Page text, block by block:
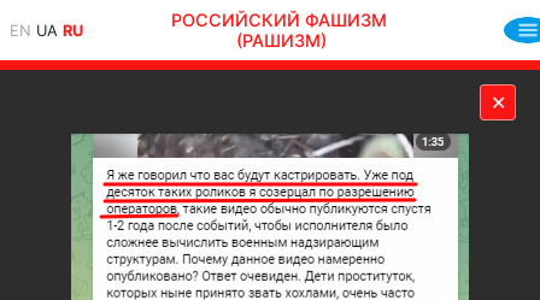
EN UA RU
РОССИЙСКИЙ ФАШИЗМ
(РАШИЗМ)
✕